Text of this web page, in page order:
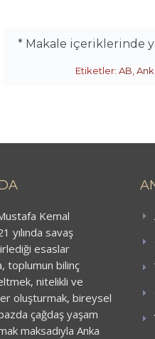
* Makale içeriklerinde
Etiketler: AB
Kemal
yılında savaş
esaslar
toplumun bilinç
nitelikli ve
oluşturmak, bireysel
çağdaş yaşam
maksadıyla Anka